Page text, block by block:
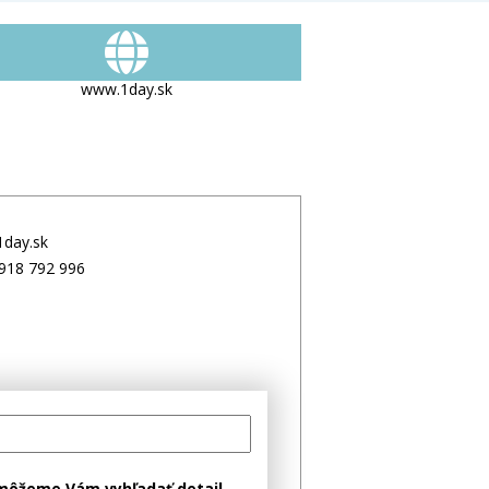
prevádzkovateľom živnosti
výzvy a bez verejnej ponuky
výlučne bez verejnej výzvy
www.1day.sk
792 996